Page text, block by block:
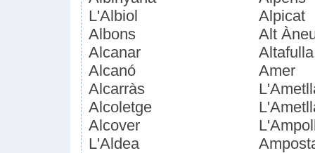
L'Albiol
Albons
Alcanar
Alcanó
Alcarràs
Alcoletge
Alcover
L'Aldea
Alpicat
Alt
Altafulla
Amer